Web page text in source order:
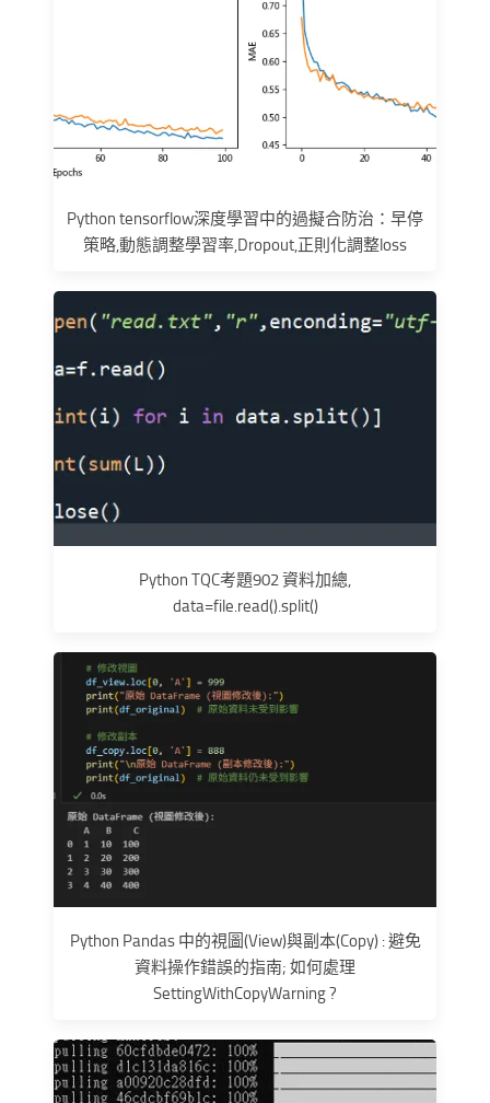
Python tensorflow深度學習中的過擬合防治：早停
策略,動態調整學習率,Dropout,正則化調整loss
Python TQC考題902 資料加總,
data=file.read().split()
Python Pandas 中的視圖(View)與副本(Copy) : 避免
資料操作錯誤的指南; 如何處理
SettingWithCopyWarning ?